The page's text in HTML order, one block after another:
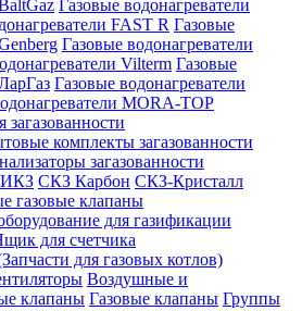
Газовые водонагреватели
FAST R Газовые
Газовые водонагреватели
Vilterm Газовые
Газовые водонагреватели
MORA-TOP
комплекты загазованности
загазованности
СКЗ Карбон СКЗ-Кристалл
газовые клапаны
для газификации
для счетчика
для газовых котлов)
Воздушные и
клапаны Газовые клапаны Группы